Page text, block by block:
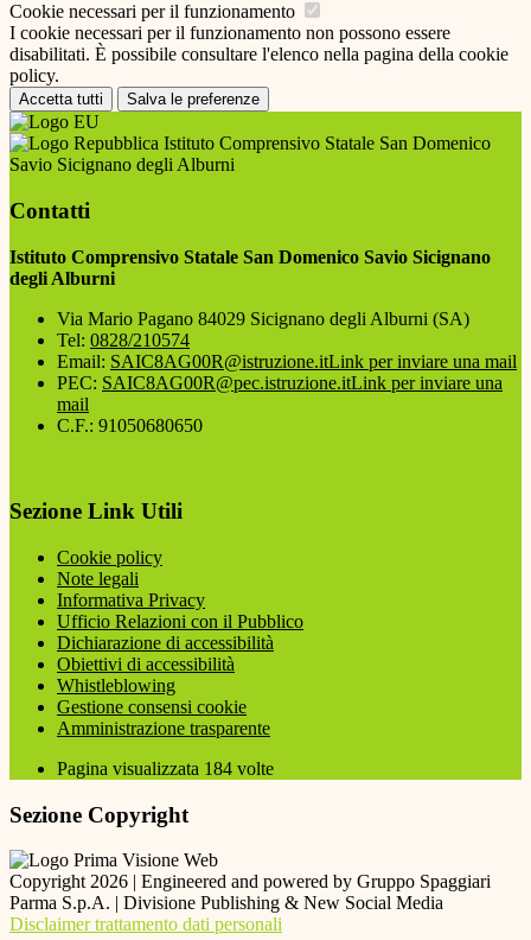
Cookie necessari per il funzionamento
I cookie necessari per il funzionamento non possono essere
disabilitati. È possibile consultare l'elenco nella pagina della cookie
policy.
Accetta tutti Salva le preferenze
Istituto Comprensivo Statale San Domenico
Savio Sicignano degli Alburni
Contatti
Istituto Comprensivo Statale San Domenico Savio Sicignano
degli Alburni
Via Mario Pagano 84029 Sicignano degli Alburni (SA)
Tel: 0828/210574
Email: SAIC8AG00R@istruzione.itLink per inviare una mail
PEC: SAIC8AG00R@pec.istruzione.itLink per inviare una
mail
C.F.: 91050680650
Sezione Link Utili
Cookie policy
Note legali
Informativa Privacy
Ufficio Relazioni con il Pubblico
Dichiarazione di accessibilità
Obiettivi di accessibilità
Whistleblowing
Gestione consensi cookie
Amministrazione trasparente
Pagina visualizzata 184 volte
Sezione Copyright
Copyright 2026 | Engineered and powered by Gruppo Spaggiari
Parma S.p.A. | Divisione Publishing & New Social Media
Disclaimer trattamento dati personali